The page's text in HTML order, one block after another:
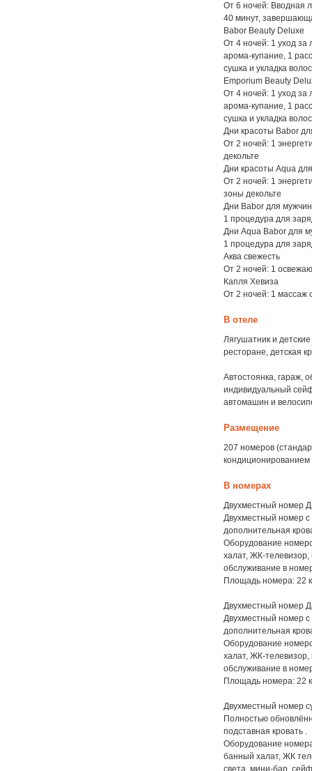
От 6 ночей: Вводная
40 минут,
Babor Beauty Deluxe
От 4 ночей: 1 уход
арома-купание, 1
сушка и укладка
Emporium Beauty
От 4 ночей: 1 уход
арома-купание, 1
сушка и укладка
Дни красоты Babor
От 2 ночей: 1
декольте
Дни красоты Aqua
От 2 ночей: 1
зоны декольте
Дни Babor для мужчин
1 процедура для
Дни Aqua Babor для
1 процедура для
Аква свежесть
От 2 ночей: 1
Капля Хевиза
От 2 ночей: 1 массаж
В отеле
Лягушатник и
ресторане, детская
Автостоянка, гараж,
индивидуальный
автомашин и
Размещение
207 номеров
В номерах
Двухместный номер
Двухместный номер
дополнительная
Оборудование
халат, ЖК-
обслуживание в
Площадь номера: 22
Двухместный номер
Двухместный номер
дополнительная
Оборудование
халат, ЖК-
обслуживание в
Площадь номера: 22
Двухместный номер
Полностью
подставная кровать .
Оборудование
банный халат, ЖК
света, мини-бар,